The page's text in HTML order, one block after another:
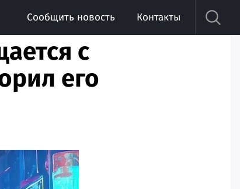
Сообщить новость Контакты
с
его